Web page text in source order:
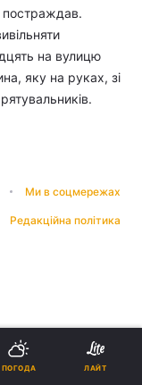
постраждав.
на вулицю
яку на руках, зі
Ми в соцмережах
Редакційна політика
ПОГОДА ЛАЙТ